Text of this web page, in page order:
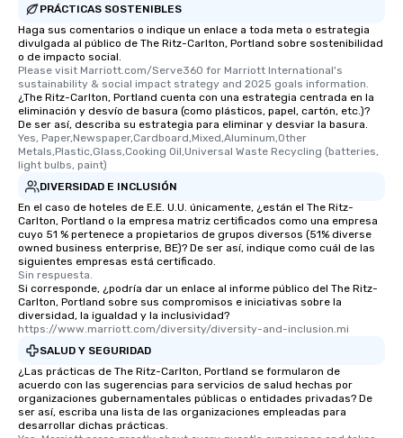
PRÁCTICAS SOSTENIBLES
Haga sus comentarios o indique un enlace a toda meta o estrategia
divulgada al público de The Ritz-Carlton, Portland sobre sostenibilidad
o de impacto social.
Please visit Marriott.com/Serve360 for Marriott International's
sustainability & social impact strategy and 2025 goals information.
¿The Ritz-Carlton, Portland cuenta con una estrategia centrada en la
eliminación y desvío de basura (como plásticos, papel, cartón, etc.)?
De ser así, describa su estrategia para eliminar y desviar la basura.
Yes, Paper,Newspaper,Cardboard,Mixed,Aluminum,Other
Metals,Plastic,Glass,Cooking Oil,Universal Waste Recycling (batteries,
light bulbs, paint)
DIVERSIDAD E INCLUSIÓN
En el caso de hoteles de E.E. U.U. únicamente, ¿están el The Ritz-
Carlton, Portland o la empresa matriz certificados como una empresa
cuyo 51 % pertenece a propietarios de grupos diversos (51% diverse
owned business enterprise, BE)? De ser así, indique como cuál de las
siguientes empresas está certificado.
Sin respuesta.
Si corresponde, ¿podría dar un enlace al informe público del The Ritz-
Carlton, Portland sobre sus compromisos e iniciativas sobre la
diversidad, la igualdad y la inclusividad?
https://www.marriott.com/diversity/diversity-and-inclusion.mi
SALUD Y SEGURIDAD
¿Las prácticas de The Ritz-Carlton, Portland se formularon de
acuerdo con las sugerencias para servicios de salud hechas por
organizaciones gubernamentales públicas o entidades privadas? De
ser así, escriba una lista de las organizaciones empleadas para
desarrollar dichas prácticas.